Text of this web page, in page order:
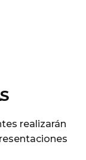
realizarán